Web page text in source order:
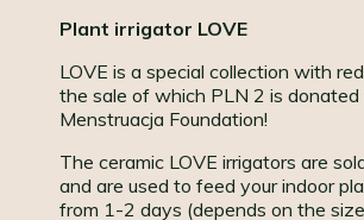
Plant irrigator LOVE
LOVE is a special collection with
the sale of which PLN 2 is
Menstruacja Foundation!
The ceramic LOVE irrigators are
and are used to feed your indoor
from 1-2 days (depends on the